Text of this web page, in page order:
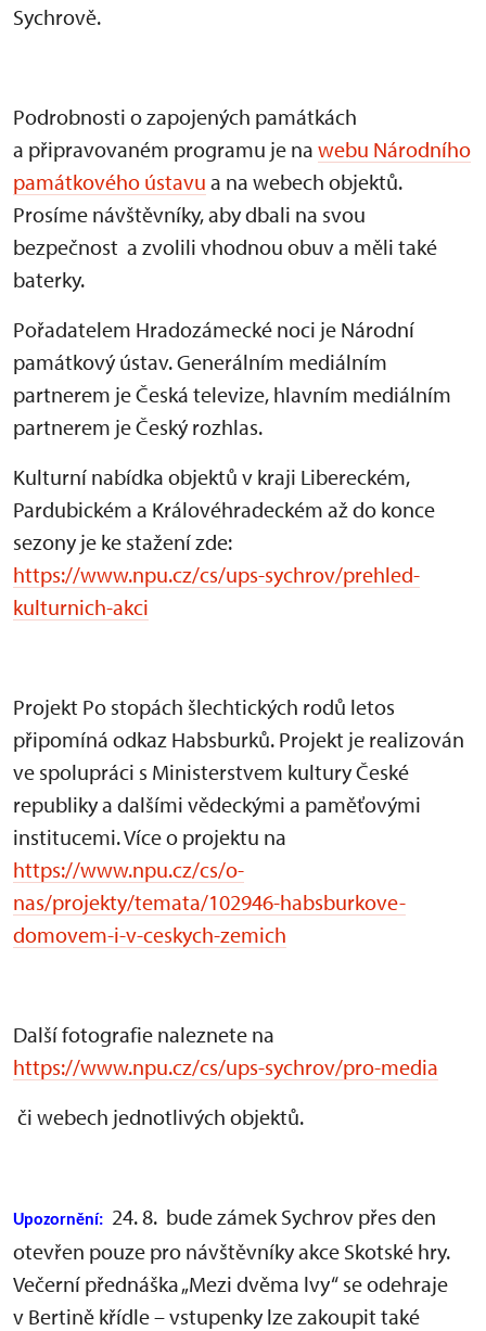
Sychrově.
Podrobnosti o zapojených památkách
a připravovaném programu je na webu Národního
památkového ústavu a na webech objektů.
Prosíme návštěvníky, aby dbali na svou
bezpečnost a zvolili vhodnou obuv a měli také
baterky.
Pořadatelem Hradozámecké noci je Národní
památkový ústav. Generálním mediálním
partnerem je Česká televize, hlavním mediálním
partnerem je Český rozhlas.
Kulturní nabídka objektů v kraji Libereckém,
Pardubickém a Královéhradeckém až do konce
sezony je ke stažení zde:
https://www.npu.cz/cs/ups-sychrov/prehled-
kulturnich-akci
Projekt Po stopách šlechtických rodů letos
připomíná odkaz Habsburků. Projekt je realizován
ve spolupráci s Ministerstvem kultury České
republiky a dalšími vědeckými a paměťovými
institucemi. Více o projektu na
https://www.npu.cz/cs/o-
nas/projekty/temata/102946-habsburkove-
domovem-i-v-ceskych-zemich
Další fotografie naleznete na
https://www.npu.cz/cs/ups-sychrov/pro-media
či webech jednotlivých objektů.
Upozornění: 24. 8. bude zámek Sychrov přes den
otevřen pouze pro návštěvníky akce Skotské hry.
Večerní přednáška „Mezi dvěma lvy“ se odehraje
v Bertině křídle – vstupenky lze zakoupit také